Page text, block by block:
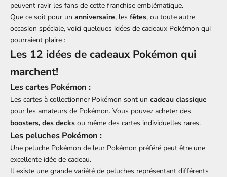
peuvent ravir les fans de cette franchise emblématique.
Que ce soit pour un anniversaire, les fêtes, ou toute autre
occasion spéciale, voici quelques idées de cadeaux Pokémon qui
pourraient plaire :
Les 12 idées de cadeaux Pokémon qui
marchent!
Les cartes Pokémon :
Les cartes à collectionner Pokémon sont un cadeau classique
pour les amateurs de Pokémon. Vous pouvez acheter des
boosters, des decks ou même des cartes individuelles rares.
Les peluches Pokémon :
Une peluche Pokémon de leur Pokémon préféré peut être une
excellente idée de cadeau.
Il existe une grande variété de peluches représentant différents